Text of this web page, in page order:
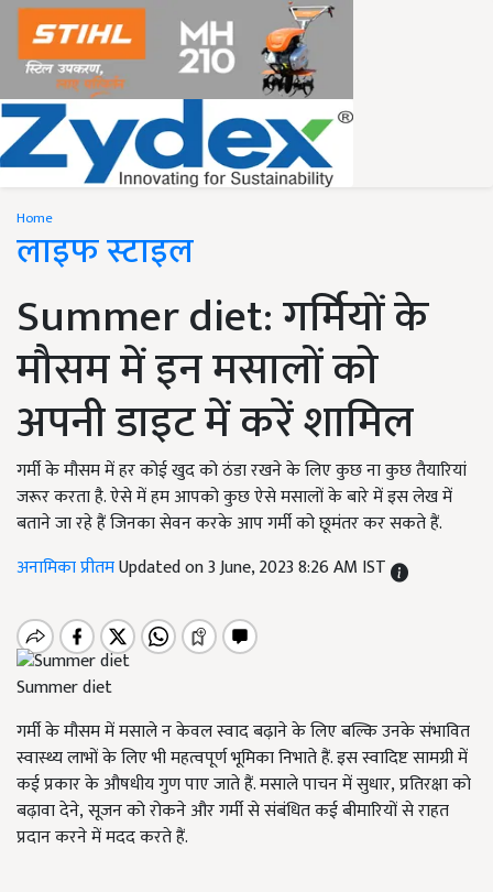
Home
लाइफ स्टाइल
Summer diet: गर्मियों के
मौसम में इन मसालों को
अपनी डाइट में करें शामिल
गर्मी के मौसम में हर कोई खुद को ठंडा रखने के लिए कुछ ना कुछ तैयारियां
जरूर करता है. ऐसे में हम आपको कुछ ऐसे मसालों के बारे में इस लेख में
बताने जा रहे हैं जिनका सेवन करके आप गर्मी को छूमंतर कर सकते हैं.
अनामिका प्रीतमUpdated on 3 June, 2023 8:26 AM IST
Summer diet
गर्मी के मौसम में मसाले न केवल स्वाद बढ़ाने के लिए बल्कि उनके संभावित
स्वास्थ्य लाभों के लिए भी महत्वपूर्ण भूमिका निभाते हैं. इस स्वादिष्ट सामग्री में
कई प्रकार के औषधीय गुण पाए जाते हैं. मसाले पाचन में सुधार,प्रतिरक्षा को
बढ़ावा देने,सूजन को रोकने और गर्मी से संबंधित कई बीमारियों से राहत
प्रदान करने में मदद करते हैं.